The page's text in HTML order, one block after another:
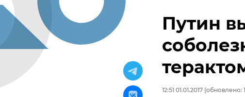
Путин
12:51 01.01.2017 (обновлено: